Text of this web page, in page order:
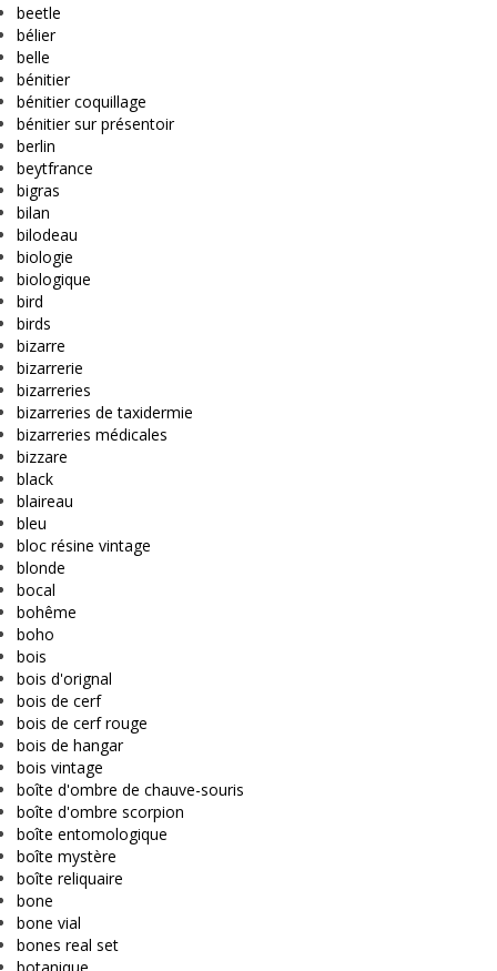
beetle
bélier
belle
bénitier
bénitier coquillage
bénitier sur présentoir
berlin
beytfrance
bigras
bilan
bilodeau
biologie
biologique
bird
birds
bizarre
bizarrerie
bizarreries
bizarreries de taxidermie
bizarreries médicales
bizzare
black
blaireau
bleu
bloc résine vintage
blonde
bocal
bohême
boho
bois
bois d'orignal
bois de cerf
bois de cerf rouge
bois de hangar
bois vintage
boîte d'ombre de chauve-souris
boîte d'ombre scorpion
boîte entomologique
boîte mystère
boîte reliquaire
bone
bone vial
bones real set
botanique